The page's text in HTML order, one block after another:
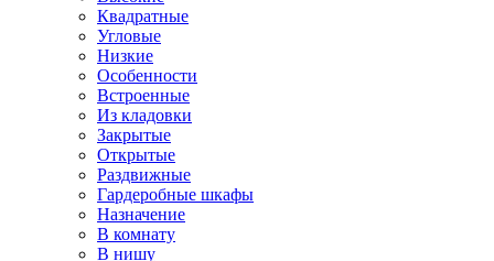
Квадратные
Угловые
Низкие
Особенности
Встроенные
Из кладовки
Закрытые
Открытые
Раздвижные
Гардеробные шкафы
Назначение
В комнату
В нишу